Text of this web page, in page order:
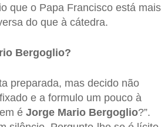
que o Papa Francisco está mais
do que à cátedra.
Bergoglio?
preparada, mas decido não
e a formulo um pouco à
é Jorge Mario Bergoglio?”.